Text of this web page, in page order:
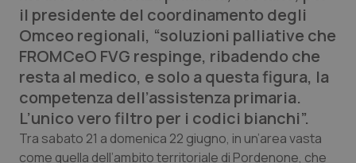
QS Pro
Professionisti Sanitari.AI
Abruzzo
Basilicata
QS Pro Gold
Artrite & artrosi
QS Club Newsletter
il presidente del coordinamento degli
Omceo regionali, “soluzioni palliative che
FROMCeO FVG respinge, ribadendo che
resta al medico, e solo a questa figura, la
competenza dell’assistenza primaria.
L’unico vero filtro per i codici bianchi”.
Tra sabato 21 a domenica 22 giugno, in un’area vasta
come quella dell’ambito territoriale di Pordenone, che